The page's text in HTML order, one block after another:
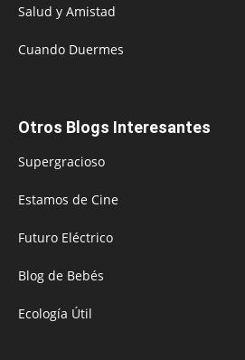
Salud y Amistad
Cuando Duermes
Otros Blogs Interesantes
Supergracioso
Estamos de Cine
Futuro Eléctrico
Blog de Bebés
Ecología Útil